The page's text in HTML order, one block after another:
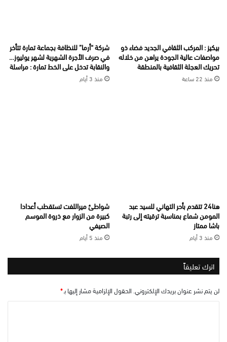
بيكيز : المركب الثقافي الجديد فضاء ذو
مواصفات عالية الجودة يراهن من خلاله
تحريك العجلة الثقافية بالمنطقة
منذ 22 ساعة
شركة “أرما” للنظافة بجماعة تمارة تتأخر
في صرف الأجرة الشهرية لشهر يوليوز…
والنقابة تدخل على الخط تمارة : مراسلة
منذ 3 أيام
هنا24 تتقدم بأحر التهاني للسيد عبد
المومن شماع بمناسبة ترقيته إلى رتبة
باشا ممتاز
منذ 3 أيام
شواطئ ميراللفت تستقطب أعدادا
كبيرة من الزوار مع ذروة الموسم
الصيفي
منذ 5 أيام
اترك تعليقاً
لن يتم نشر عنوان بريدك الإلكتروني. الحقول الإلزامية مشار إليها بـ*